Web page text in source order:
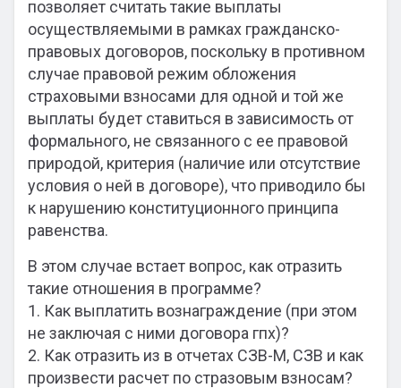
позволяет считать такие выплаты
осуществляемыми в рамках гражданско-
правовых договоров, поскольку в противном
случае правовой режим обложения
страховыми взносами для одной и той же
выплаты будет ставиться в зависимость от
формального, не связанного с ее правовой
природой, критерия (наличие или отсутствие
условия о ней в договоре), что приводило бы
к нарушению конституционного принципа
равенства.
В этом случае встает вопрос, как отразить
такие отношения в программе?
1. Как выплатить вознаграждение (при этом
не заключая с ними договора гпх)?
2. Как отразить из в отчетах СЗВ-М, СЗВ и как
произвести расчет по стразовым взносам?